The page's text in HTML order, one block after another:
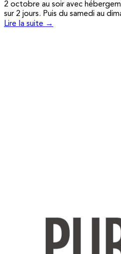
2 octobre au soir avec
sur 2 jours. Puis du samedi au
Lire la suite →